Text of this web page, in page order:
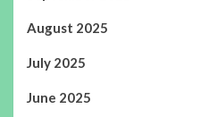
August 2025
July 2025
June 2025